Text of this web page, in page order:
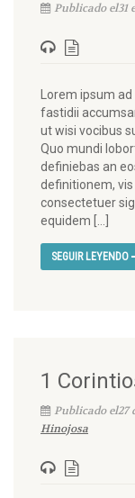
Publicado el31
Lorem ipsum
fastidii
ut wisi vocibus
Quo mundi
definiebas an
definitionem,
consectetuer
equidem […]
SEGUIR LEYENDO
1
Publicado el27
Hinojosa